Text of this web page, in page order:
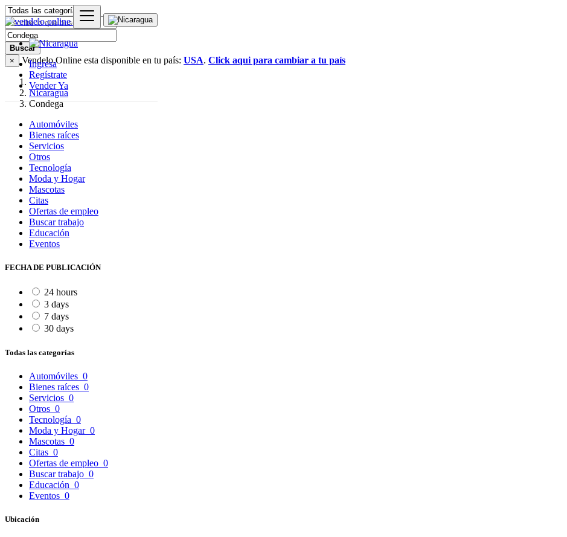
Ingresa
Regístrate
Vender Ya
Buscar
×
Vendelo.Online esta disponible en tu país: USA. Click aqui para cambiar a tu país
Nicaragua
Condega
Automóviles
Bienes raíces
Servicios
Otros
Tecnología
Moda y Hogar
Mascotas
Citas
Ofertas de empleo
Buscar trabajo
Educación
Eventos
FECHA DE PUBLICACIÓN
24 hours
3 days
7 days
30 days
Todas las categorías
Automóviles 0
Bienes raíces 0
Servicios 0
Otros 0
Tecnología 0
Moda y Hogar 0
Mascotas 0
Citas 0
Ofertas de empleo 0
Buscar trabajo 0
Educación 0
Eventos 0
Ubicación